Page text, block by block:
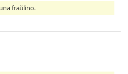
fraŭlino.